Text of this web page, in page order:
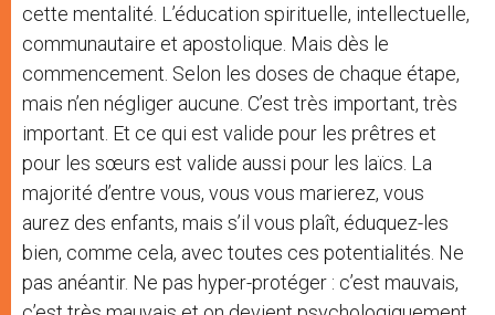
cette mentalité. L’éducation spirituelle, intellectuelle,
communautaire et apostolique. Mais dès le
commencement. Selon les doses de chaque étape,
mais n’en négliger aucune. C’est très important, très
important. Et ce qui est valide pour les prêtres et
pour les sœurs est valide aussi pour les laïcs. La
majorité d’entre vous, vous vous marierez, vous
aurez des enfants, mais s’il vous plaît, éduquez-les
bien, comme cela, avec toutes ces potentialités. Ne
pas anéantir. Ne pas hyper-protéger : c’est mauvais,